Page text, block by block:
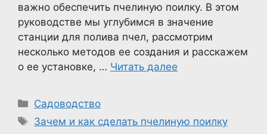
важно обеспечить пчелиную поилку. В этом
руководстве мы углубимся в значение
станции для полива пчел, рассмотрим
несколько методов ее создания и расскажем
о ее установке, … Читать далее
Рубрики
Садоводство
Метки
Зачем и как сделать пчелиную поилку